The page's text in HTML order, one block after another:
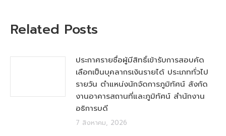
Related Posts
ประกาศรายชื่อผู้มีสิทธิ์เข้ารับการสอบคัด
เลือกเป็นบุคลากรเงินรายได้ ประเภททั่วไป
รายวัน ตำแหน่งนักจัดการภูมิทัศน์ สังกัด
งานอาคารสถานที่และภูมิทัศน์ สำนักงาน
อธิการบดี
7 สิงหาคม, 2026